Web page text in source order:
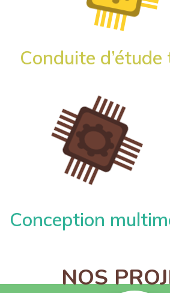
Conduite
Conception
NOS